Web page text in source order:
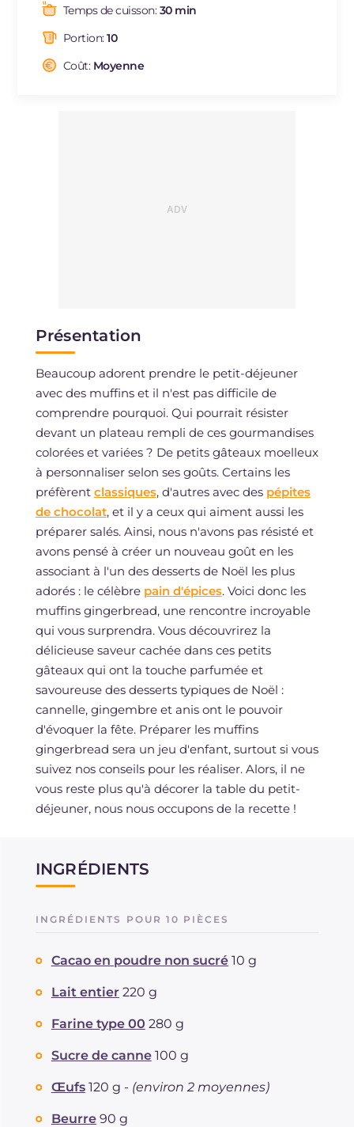
Temps de cuisson:30 min
Portion:10
Coût: Moyenne
Présentation
Beaucoup adorent prendre le petit-déjeuner
avec des muffins et il n'est pas difficile de
comprendre pourquoi. Qui pourrait résister
devant un plateau rempli de ces gourmandises
colorées et variées ? De petits gâteaux moelleux
à personnaliser selon ses goûts. Certains les
préfèrent classiques, d'autres avec des pépites
de chocolat, et il y a ceux qui aiment aussi les
préparer salés. Ainsi, nous n'avons pas résisté et
avons pensé à créer un nouveau goût en les
associant à l'un des desserts de Noël les plus
adorés : le célèbre pain d'épices. Voici donc les
muffins gingerbread, une rencontre incroyable
qui vous surprendra. Vous découvrirez la
délicieuse saveur cachée dans ces petits
gâteaux qui ont la touche parfumée et
savoureuse des desserts typiques de Noël :
cannelle, gingembre et anis ont le pouvoir
d'évoquer la fête. Préparer les muffins
gingerbread sera un jeu d'enfant, surtout si vous
suivez nos conseils pour les réaliser. Alors, il ne
vous reste plus qu'à décorer la table du petit-
déjeuner, nous nous occupons de la recette !
INGRÉDIENTS
INGRÉDIENTS POUR 10 PIÈCES
Cacao en poudre non sucré 10 g
Lait entier 220 g
Farine type 00 280 g
Sucre de canne 100 g
Œufs 120 g - (environ 2 moyennes)
Beurre 90 g